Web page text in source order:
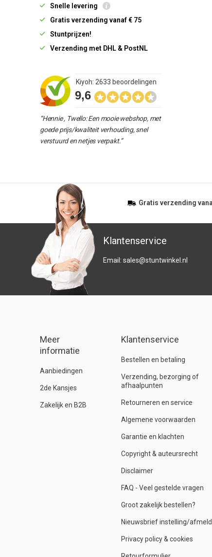
Snelle levering
Gratis verzending vanaf € 75
Stuntprijzen!
Verzending met DHL & PostNL
9,6
Kiyoh: 2633 beoordelingen
“Hennie , Twello: Een mooie webshop, met
goede prijs/kwaliteit verhouding, snel
verstuurd en netjes verpakt.”
Gratis verzending
Klantenservice
Email: sales@stuntwinkel.nl
Meer
informatie
Aanbiedingen
2de Kansjes
Zakelijk en B2B
Klantenservice
Bestellen en betaling
Verzending, bezorging of
afhaalpunten
Retourneren en service
Algemene voorwaarden
Garantie en klachten
Copyright & auteursrecht
Disclaimer
FAQ - Veel gestelde vragen
Groot zakelijk bestellen?
Nieuwsbrief instelling/
Privacy policy & cookies